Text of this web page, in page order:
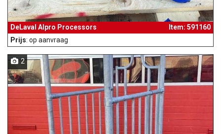
DeLaval Alpro Processors
Item: 591160
Prijs: op aanvraag
2